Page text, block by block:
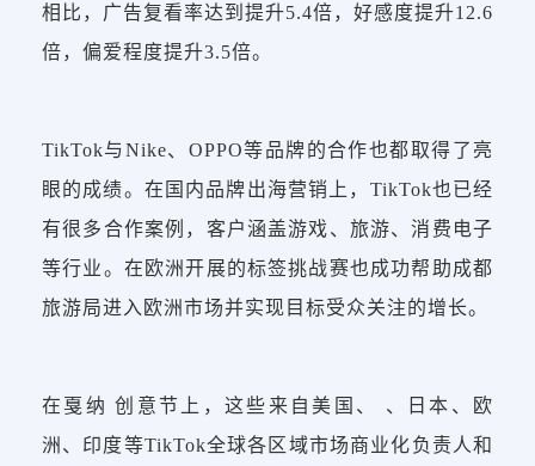
相比，广告复看率达到提升5.4倍，好感度提升12.6
倍，偏爱程度提升3.5倍。
TikTok与Nike、OPPO等品牌的合作也都取得了亮
眼的成绩。在国内品牌出海营销上，TikTok也已经
有很多合作案例，客户涵盖游戏、旅游、消费电子
等行业。在欧洲开展的标签挑战赛也成功帮助成都
旅游局进入欧洲市场并实现目标受众关注的增长。
在戛纳 创意节上，这些来自美国、 、日本、欧
洲、印度等TikTok全球各区域市场商业化负责人和